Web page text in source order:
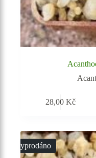
28,00Kč
Vyprodáno